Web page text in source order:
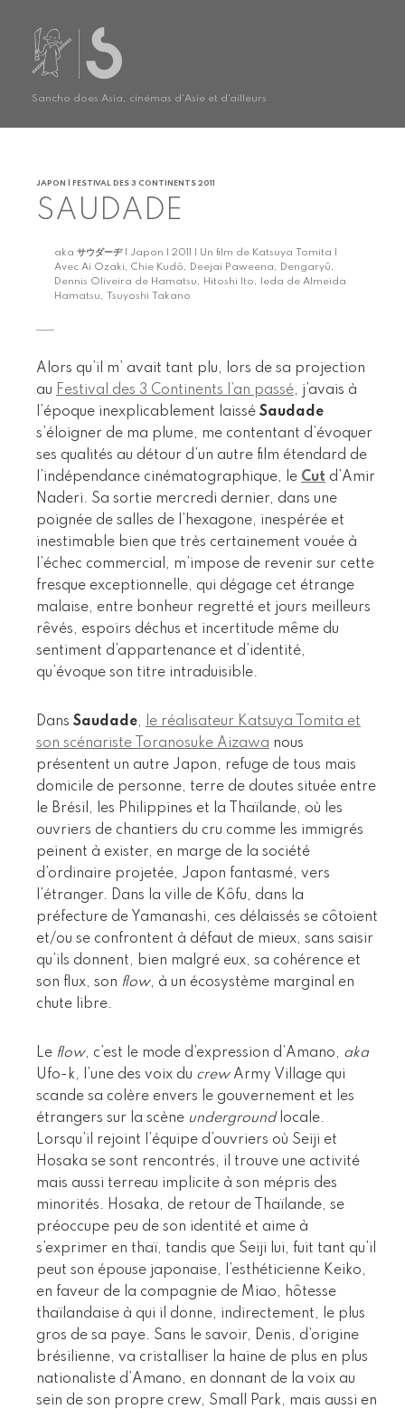
Sancho does Asia, cinémas d'Asie et d'ailleurs
JAPON | FESTIVAL DES 3 CONTINENTS 2011
SAUDADE
aka サウダーヂ| Japon | 2011 | Un film de Katsuya Tomita |
Avec Ai Ozaki, Chie Kudô, Deejai Paweena, Dengaryû,
Dennis Oliveira de Hamatsu, Hitoshi Ito, Ieda de Almeida
Hamatsu, Tsuyoshi Takano
Alors qu’il m’ avait tant plu, lors de sa projection
au Festival des 3 Continents l’an passé, j’avais à
l’époque inexplicablement laissé Saudade
s’éloigner de ma plume, me contentant d’évoquer
ses qualités au détour d’un autre film étendard de
l’indépendance cinématographique, le Cut d’Amir
Naderi. Sa sortie mercredi dernier, dans une
poignée de salles de l’hexagone, inespérée et
inestimable bien que très certainement vouée à
l’échec commercial, m’impose de revenir sur cette
fresque exceptionnelle, qui dégage cet étrange
malaise, entre bonheur regretté et jours meilleurs
rêvés, espoirs déchus et incertitude même du
sentiment d’appartenance et d’identité,
qu’évoque son titre intraduisible.
Dans Saudade,
le réalisateur Katsuya Tomita et
son scénariste Toranosuke Aizawa nous
présentent un autre Japon, refuge de tous mais
domicile de personne, terre de doutes située entre
le Brésil, les Philippines et la Thaïlande, où les
ouvriers de chantiers du cru comme les immigrés
peinent à exister, en marge de la société
d’ordinaire projetée, Japon fantasmé, vers
l’étranger. Dans la ville de Kôfu, dans la
préfecture de Yamanashi, ces délaissés se côtoient
et/ou se confrontent à défaut de mieux, sans saisir
qu’ils donnent, bien malgré eux, sa cohérence et
son flux, son flow, à un écosystème marginal en
chute libre.
Le flow, c’est le mode d’expression d’Amano, aka
Ufo-k, l’une des voix du crewArmy Village qui
scande sa colère envers le gouvernement et les
étrangers sur la scène undergroundlocale.
Lorsqu’il rejoint l’équipe d’ouvriers où Seiji et
Hosaka se sont rencontrés, il trouve une activité
mais aussi terreau implicite à son mépris des
minorités. Hosaka, de retour de Thaïlande, se
préoccupe peu de son identité et aime à
s’exprimer en thaï, tandis que Seiji lui, fuit tant qu’il
peut son épouse japonaise, l’esthéticienne Keiko,
en faveur de la compagnie de Miao, hôtesse
thaïlandaise à qui il donne, indirectement, le plus
gros de sa paye. Sans le savoir, Denis, d’origine
brésilienne, va cristalliser la haine de plus en plus
nationaliste d’Amano, en donnant de la voix au
sein de son propre crew, Small Park, mais aussi en